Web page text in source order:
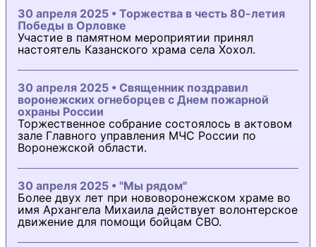
30 апреля 2025 • Торжества в честь 80-летия
Победы в Орловке
Участие в памятном мероприятии принял
настоятель Казанского храма села Хохол.
30 апреля 2025 • Священник поздравил
воронежских огнеборцев с Днем пожарной
охраны России
Торжественное собрание состоялось в актовом
зале Главного управления МЧС России по
Воронежской области.
30 апреля 2025 • "Мы рядом"
Более двух лет при нововоронежском храме во
имя Архангела Михаила действует волонтерское
движение для помощи бойцам СВО.